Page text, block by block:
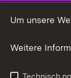
Um unsere
Weitere